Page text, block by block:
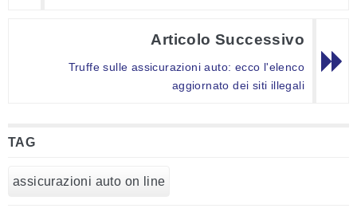
Articolo Successivo
Truffe sulle assicurazioni auto: ecco l'elenco
aggiornato dei siti illegali
TAG
assicurazioni auto on line